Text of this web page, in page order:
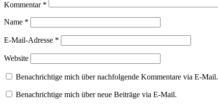
Kommentar *
Name *
E-Mail-Adresse *
Website
Benachrichtige mich über nachfolgende Kommentare via E-Mail.
Benachrichtige mich über neue Beiträge via E-Mail.